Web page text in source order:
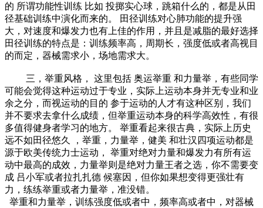
的 所谓功能性训练 比如 投掷实心球，跳箱什么的，都是从田
径基础训练中演化而来的。 田径训练对心肺功能的提升强
大，对速度和爆发力也有上佳的作用，并且是减脂的最好选择
田径训练的特点是：训练频率高，周期长，强度低或者高视目
的而定，器械需求小，场地需求大。
三，举重风格， 这里包括 奥运举重 和力量举，有些同学
可能会觉得这种运动过于专业，实际上运动本身并无专业和业
余之分，而视运动的目的 参于运动的人才有这种区别，我们
并不要求去拿什么成绩，但举重运动本身的科学高效性，有很
多值得健身者学习的地方。 举重看起来很古典，实际上历史
远不如田径悠久 ，举重，力量举，健美 和壮汉四项运动都是
源于欧美传统力士运动， 举重对绝对力量和爆发力有所有运
动中最高的成效，力量举则是绝对力量王者之选，你不需要变
成 吕小军或者拉扎扎德 候塞因，但你如果想变得更强壮有
力，练练举重或者力量举，准没错。
举重和力量举，训练强度低或者中，频率高或者中，对器械